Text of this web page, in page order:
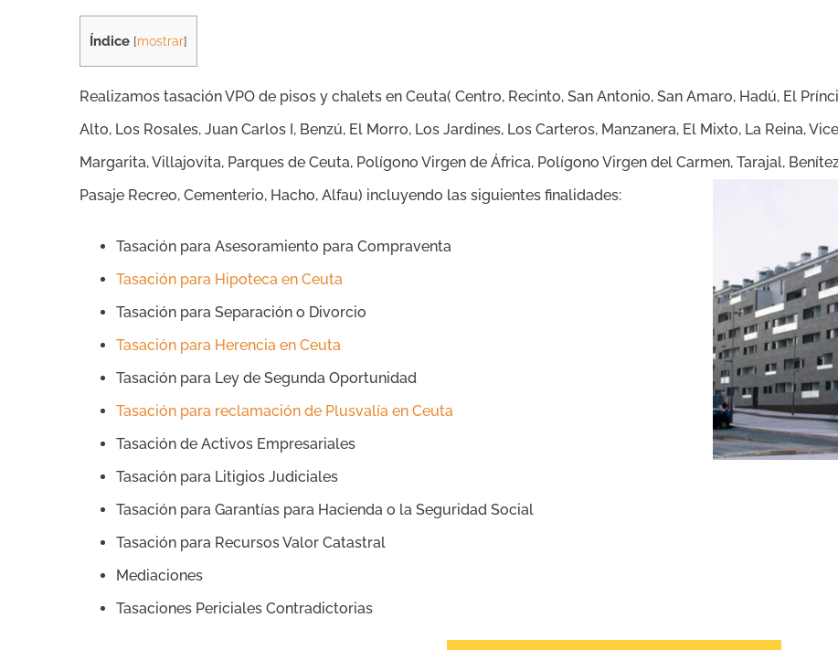
Índice [mostrar]
Realizamos tasación VPO de pisos y chalets en Ceuta( Centro, Recinto, San Antonio, San Amaro, Hadú, El
Alto, Los Rosales, Juan Carlos I, Benzú, El Morro, Los Jardines, Los Carteros, Manzanera, El Mixto, La Reina,
Margarita, Villajovita, Parques de Ceuta, Polígono Virgen de África, Polígono Virgen del Carmen, Tarajal,
Pasaje Recreo, Cementerio, Hacho, Alfau) incluyendo las siguientes finalidades:
Tasación para Asesoramiento para Compraventa
Tasación para Hipoteca en Ceuta
Tasación para Separación o Divorcio
Tasación para Herencia en Ceuta
Tasación para Ley de Segunda Oportunidad
Tasación para reclamación de Plusvalía en Ceuta
Tasación de Activos Empresariales
Tasación para Litigios Judiciales
Tasación para Garantías para Hacienda o la Seguridad Social
Tasación para Recursos Valor Catastral
Mediaciones
Tasaciones Periciales Contradictorias